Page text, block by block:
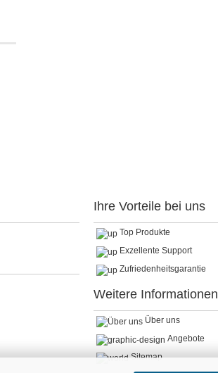
Ihre Vorteile bei uns
Top Produkte
Exzellente Support
Zufriedenheitsgarantie
Weitere Informationen
Über uns
Angebote
Sitemap